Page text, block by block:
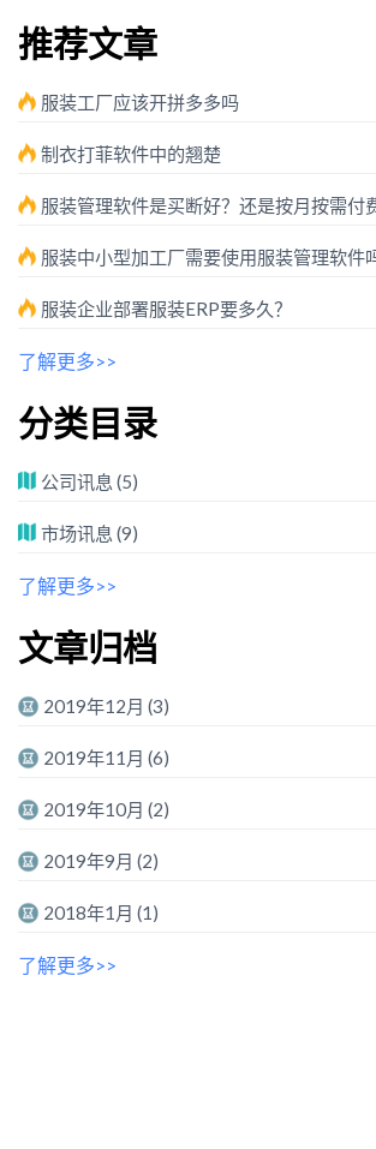
推荐文章
服装工厂应该开拼多多吗
制衣打菲软件中的翘楚
服装管理软件是买断好？还是按月按需付
服装中小型加工厂需要使用服装管理软件
服装企业部署服装ERP要多久？
了解更多>>
分类目录
公司讯息 (5)
市场讯息 (9)
了解更多>>
文章归档
2019年12月 (3)
2019年11月 (6)
2019年10月 (2)
2019年9月 (2)
2018年1月 (1)
了解更多>>